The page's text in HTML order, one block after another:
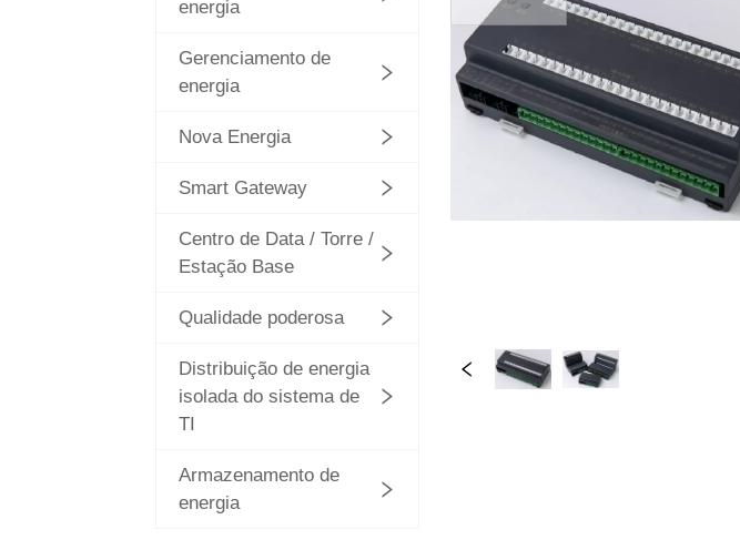
energia
Gerenciamento de
energia
Nova Energia
Smart Gateway
Centro de Data / Torre /
Estação Base
Qualidade poderosa
Distribuição de energia
isolada do sistema de
TI
Armazenamento de
energia